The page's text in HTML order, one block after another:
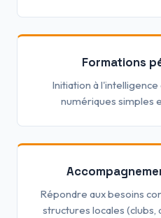
Formations
Initiation à
numériques simples
Répondre aux besoins
structures locales (clubs,